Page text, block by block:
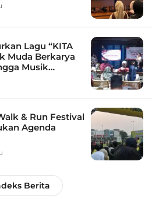
Lagu “KITA
Muda Berkarya
Musik
& Run Festival
Agenda
Berita